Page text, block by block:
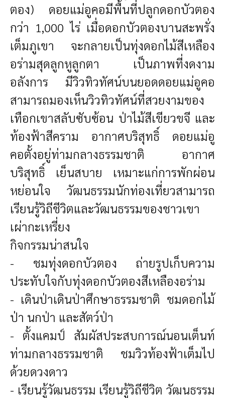
ตอง) ดอยแม่อูคอมีพื้นที่ปลูกดอกบัวตอง
กว่า 1,000 ไร่ เมื่อดอกบัวตองบานสะพรั่ง
เต็มภูเขา จะกลายเป็นทุ่งดอกไม้สีเหลือง
อร่ามสุดลูกหูลูกตา เป็นภาพที่งดงาม
อลังการ มีวิวทิวทัศน์บนยอดดอยแม่อูคอ
สามารถมองเห็นวิวทิวทัศน์ที่สวยงามของ
เทือกเขาสลับซับซ้อน ป่าไม้สีเขียวขจี และ
ท้องฟ้าสีคราม อากาศบริสุทธิ์ ดอยแม่อู
คอตั้งอยู่ท่ามกลางธรรมชาติ อากาศ
บริสุทธิ์ เย็นสบาย เหมาะแก่การพักผ่อน
หย่อนใจ วัฒนธรรมนักท่องเที่ยวสามารถ
เรียนรู้วิถีชีวิตและวัฒนธรรมของชาวเขา
เผ่ากะเหรี่ยง
กิจกรรมน่าสนใจ
- ชมทุ่งดอกบัวตอง ถ่ายรูปเก็บความ
ประทับใจกับทุ่งดอกบัวตองสีเหลืองอร่าม
- เดินป่าเดินป่าศึกษาธรรมชาติ ชมดอกไม้
ป่า นกป่า และสัตว์ป่า
- ตั้งแคมป์ สัมผัสประสบการณ์นอนเต็นท์
ท่ามกลางธรรมชาติ ชมวิวท้องฟ้าเต็มไป
ด้วยดวงดาว
- เรียนรู้วัฒนธรรม เรียนรู้วิถีชีวิต วัฒนธรรม